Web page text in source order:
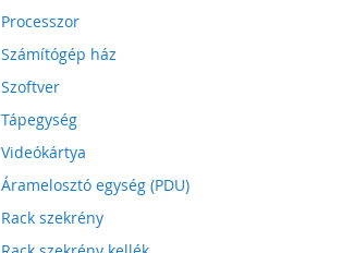
Processzor
Számítógép ház
Szoftver
Tápegység
Videókártya
Áramelosztó egység (PDU)
Rack szekrény